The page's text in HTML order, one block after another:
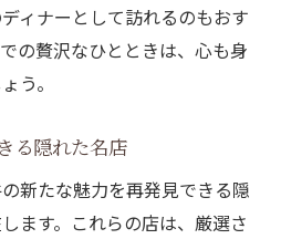
ィナーとして訪れるのもおす
の贅沢なひとときは、心も身
う。
る隠れた名店
新たな魅力を再発見できる隠
ます。これらの店は、厳選さ